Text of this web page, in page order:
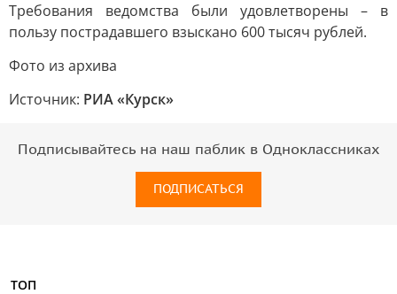
Требования ведомства были удовлетворены – в
пользу пострадавшего взыскано 600 тысяч рублей.
Фото из архива
Источник: РИА «Курск»
Подписывайтесь на наш паблик в Одноклассниках
ПОДПИСАТЬСЯ
ТОП